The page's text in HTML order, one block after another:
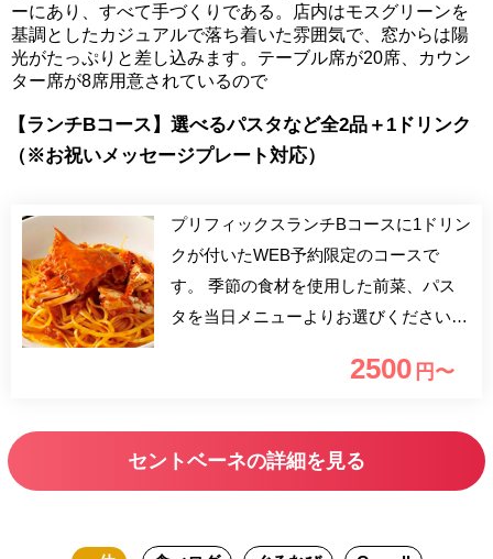
ーにあり、すべて手づくりである。店内はモスグリーンを
基調としたカジュアルで落ち着いた雰囲気で、窓からは陽
光がたっぷりと差し込みます。テーブル席が20席、カウン
ター席が8席用意されているので
【ランチBコース】選べるパスタなど全2品＋1ドリンク
（※お祝いメッセージプレート対応）
プリフィックスランチBコースに1ドリン
クが付いたWEB予約限定のコースで
す。 季節の食材を使用した前菜、パス
タを当日メニューよりお選びください。
ンティークのオブジェ、インテリアを配
おもてなしの機会に最適なランチコース
2500 円〜
セントベーネの詳細を見る